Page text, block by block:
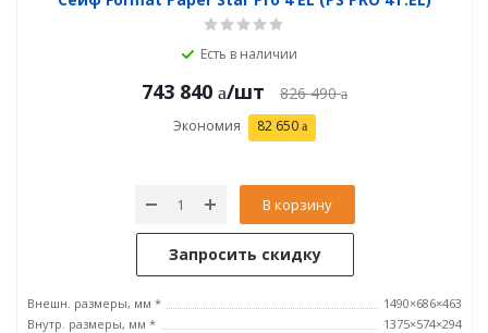
Есть в наличии
743 840 /шт 826 490
Экономия 82 650
В корзину
Запросить скидку
Внешн. размеры, мм *
1490×686×463
Внутр. размеры, мм *
1375×574×294